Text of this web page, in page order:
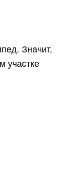
Значит,
участке